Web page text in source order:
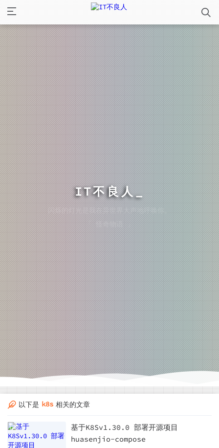
IT不良人
闪烁的灯光是我在异世界大声地呼唤你。
「 怪奇物语 」
以下是 k8s 相关的文章
基于K8Sv1.30.0 部署开源项目
huasenjio-compose